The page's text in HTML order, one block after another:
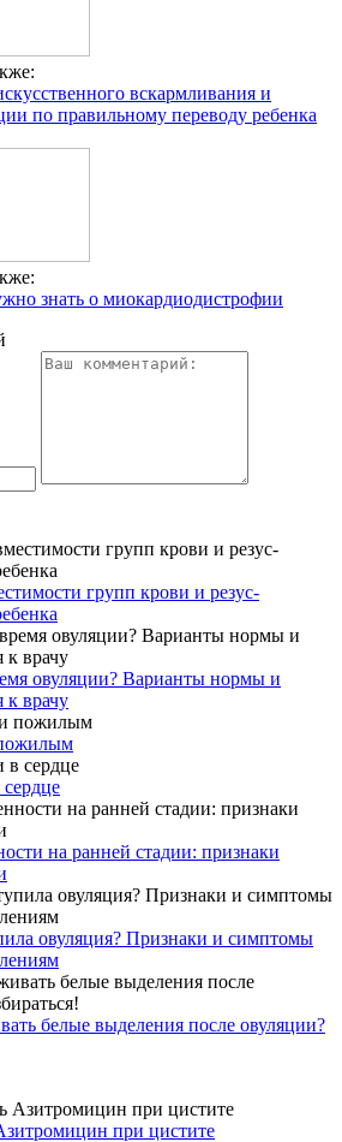
вскармливания и
по правильному переводу ребенка
знать о миокардиодистрофии
групп крови и резус-
овуляции? Варианты нормы и
к врачу
на ранней стадии: признаки
овуляция? Признаки и симптомы
белые выделения после овуляции?
при цистите